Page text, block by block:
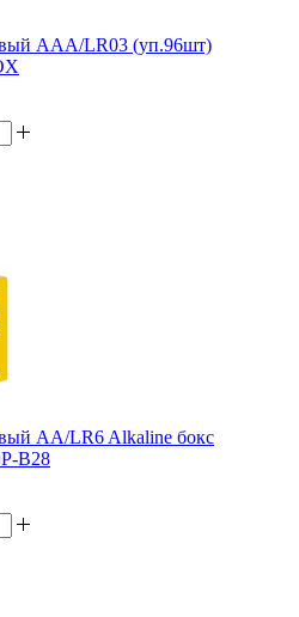
AAA/LR03 (уп.96шт)
AA/LR6 Alkaline бокс
B28